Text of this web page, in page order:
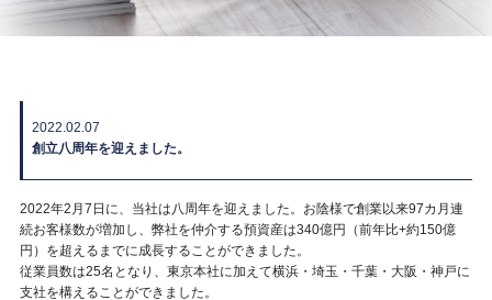
2022.02.07
創立八周年を迎えました。
2022年2月7日に、当社は八周年を迎えました。お陰様で創業以来97カ月連
続お客様数が増加し、弊社を仲介する預資産は340億円（前年比+約150億
円）を超えるまでに成長することができました。
従業員数は25名となり、東京本社に加えて横浜・埼玉・千葉・大阪・神戸に
支社を構えることができました。